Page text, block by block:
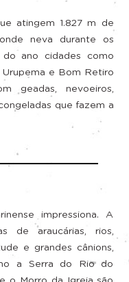
atingem 1.827 m de
neva durante os
do ano cidades como
Urupema e Bom Retiro
geadas, nevoeiros,
que fazem a
impressiona. A
de araucárias, rios,
e grandes cânions,
a Serra do Rio do